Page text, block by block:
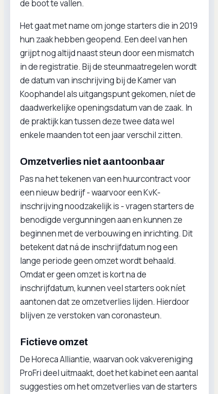
de boot te vallen.
Het gaat met name om jonge starters die in 2019
hun zaak hebben geopend. Een deel van hen
grijpt nog altijd naast steun door een mismatch
in de registratie. Bij de steunmaatregelen wordt
de datum van inschrijving bij de Kamer van
Koophandel als uitgangspunt gekomen, níet de
daadwerkelijke openingsdatum van de zaak. In
de praktijk kan tussen deze twee data wel
enkele maanden tot een jaar verschil zitten.
Omzetverlies niet aantoonbaar
Pas na het tekenen van een huurcontract voor
een nieuw bedrijf - waarvoor een KvK-
inschrijving noodzakelijk is - vragen starters de
benodigde vergunningen aan en kunnen ze
beginnen met de verbouwing en inrichting. Dit
betekent dat ná de inschrijfdatum nog een
lange periode geen omzet wordt behaald.
Omdat er geen omzet is kort na de
inschrijfdatum, kunnen veel starters ook níet
aantonen dat ze omzetverlies lijden. Hierdoor
blijven ze verstoken van coronasteun.
Fictieve omzet
De Horeca Alliantie, waarvan ook vakvereniging
ProFri deel uitmaakt, doet het kabinet een aantal
suggesties om het omzetverlies van de starters